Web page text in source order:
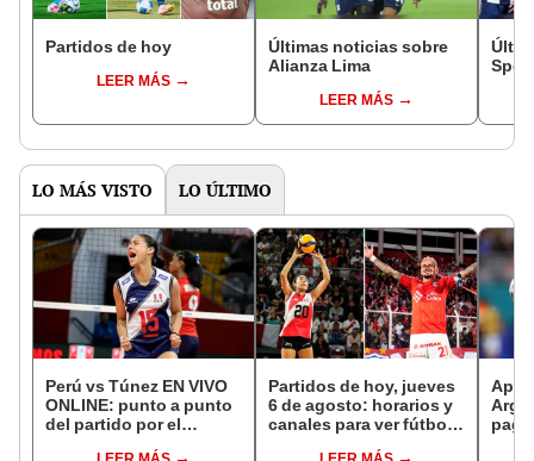
Partidos de hoy
LEER MÁS
Últimas noticias sobre
Alianza Lima
LEER MÁS
LO MÁS VISTO LO ÚLTIMO
Perú vs Túnez EN VIVO
ONLINE: punto a punto
del partido por el
Partidos de hoy, jueves
6 de agosto: horarios y
canales para ver fútbol